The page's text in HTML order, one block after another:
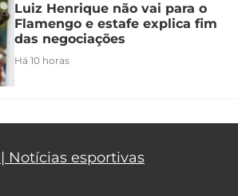
Luiz Henrique não vai para o
Flamengo e estafe explica fim
das negociações
Há 10 horas